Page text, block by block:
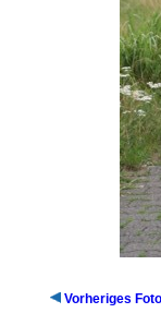
Vorheriges Foto